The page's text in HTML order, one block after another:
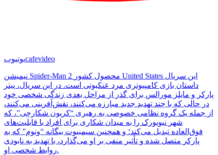
یوتیوبcafevideo
نیمیشن Spider-Man 2 محصول کشور United States این سریال
داستان بازی کامپیوتری مرد عنکبوتی است. در این سریال، پیتر
پارکر و مایلز مورالس برای گذر از مراحل بعدی زندگی شخصی خود
در حالی که با چند تهدید جدید مبارزه می‌کنند، نقش‌آفرینی می‌کنند،
از جمله یک گروه نظامی خصوصی به رهبری “کریون شکارچی”، که
شهر نیویورک را به میدان شکاری برای افراد با قابلیت‌های
فوق‌العاده تبدیل می‌کند؛ و همچنین سیمبیوت بیگانه “ونوم” که به
پارکر متصل شده و تأثیر منفی بر او می‌گذارد، با تهدید به نابودی
روابط شخصی او.